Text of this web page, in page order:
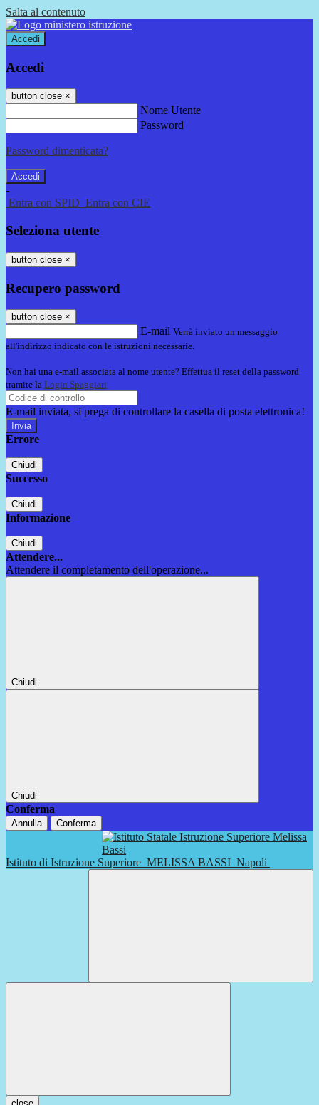
Salta al contenuto
Accedi
Accedi
button close ×
Nome Utente
Password
Password dimenticata?
-
Entra con SPID Entra con CIE
Seleziona utente
button close ×
Recupero password
button close ×
E-mail Verrà inviato un messaggio
all'indirizzo indicato con le istruzioni necessarie.
Non hai una e-mail associata al nome utente? Effettua il reset della password
tramite la Login Spaggiari
E-mail inviata, si prega di controllare la casella di posta elettronica!
Errore
Chiudi
Successo
Chiudi
Informazione
Chiudi
Attendere...
Attendere il completamento dell'operazione...
Chiudi
Chiudi
Conferma
Annulla Conferma
Istituto di Istruzione Superiore MELISSA BASSI Napoli